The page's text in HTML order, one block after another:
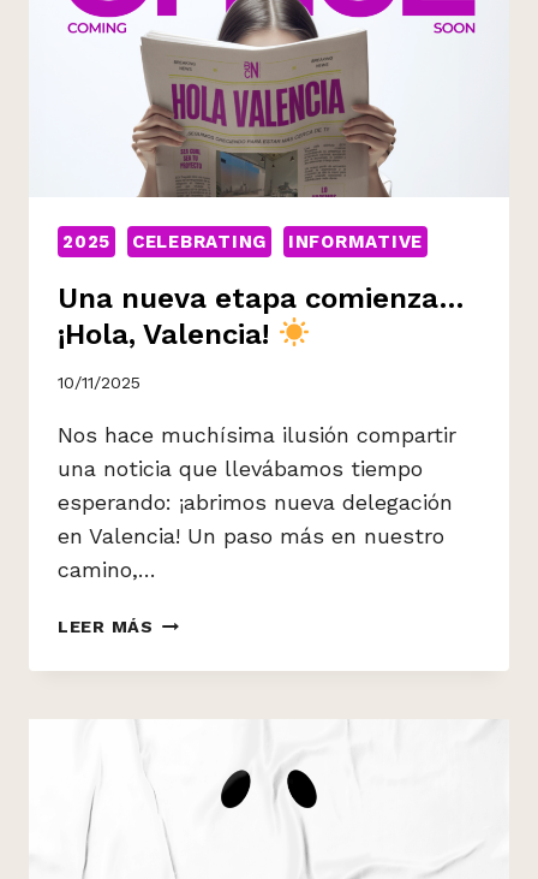
2025 CELEBRATING INFORMATIVE
Una nueva etapa comienza…
¡Hola, Valencia!
10/11/2025
Nos hace muchísima ilusión compartir
una noticia que llevábamos tiempo
esperando: ¡abrimos nueva delegación
en Valencia! Un paso más en nuestro
camino,…
LEER MÁS UNA
ETAPA